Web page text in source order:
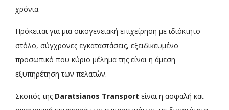
χρόνια.
Πρόκειται για μια οικογενειακή επιχείρηση με ιδιόκτητο
στόλο, σύγχρονες εγκαταστάσεις, εξειδικευμένο
προσωπικό που κύριο μέλημα της είναι η άμεση
εξυπηρέτηση των πελατών.
Σκοπός της Daratsianos Transport είναι η ασφαλή και